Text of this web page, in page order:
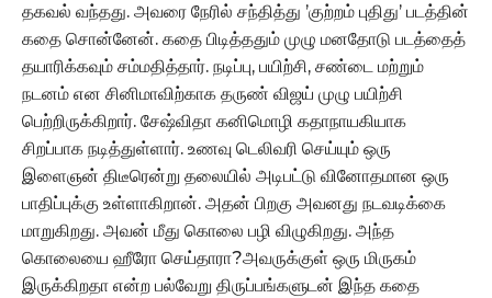
தகவல் வந்தது. அவரை நேரில் சந்தித்து ’குற்றம் புதிது’ படத்தின்
கதை சொன்னேன். கதை பிடித்ததும் முழு மனதோடு படத்தைத்
தயாரிக்கவும் சம்மதித்தார். நடிப்பு, பயிற்சி, சண்டை மற்றும்
நடனம் என சினிமாவிற்காக தருண் விஜய் முழு பயிற்சி
பெற்றிருக்கிறார். சேஷ்விதா கனிமொழி கதாநாயகியாக
சிறப்பாக நடித்துள்ளார். உணவு டெலிவரி செய்யும் ஒரு
இளைஞன் திடீரென்று தலையில் அடிபட்டு வினோதமான ஒரு
பாதிப்புக்கு உள்ளாகிறான். அதன் பிறகு அவனது நடவடிக்கை
மாறுகிறது. அவன் மீது கொலை பழி விழுகிறது. அந்த
கொலையை ஹீரோ செய்தாரா?அவருக்குள் ஒரு மிருகம்
இருக்கிறதா என்ற பல்வேறு திருப்பங்களுடன் இந்த கதை